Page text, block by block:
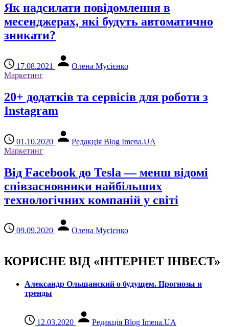
Як надсилати повідомлення в
месенджерах, які будуть автоматично
зникати?
17.08.2021
Олена Мусієнко
Маркетинг
20+ додатків та сервісів для роботи з
Instagram
01.10.2020
Редакція Blog Imena.UA
Маркетинг
Від Facebook до Tesla — менш відомі
співзасновники найбільших
технологічних компаній у світі
09.09.2020 Олена Мусієнко
КОРИСНЕ ВІД «ІНТЕРНЕТ ІНВЕСТ»
Александр Ольшанский о будущем. Прогнозы и
тренды
12.03.2020 Редакція Blog Imena.UA